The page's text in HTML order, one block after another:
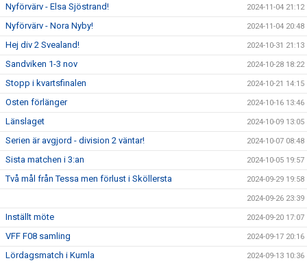
Nyförvärv - Elsa Sjöstrand! 2024-11-04 21:12
Nyförvärv - Nora Nyby! 2024-11-04 20:48
Hej div 2 Svealand! 2024-10-31 21:13
Sandviken 1-3 nov 2024-10-28 18:22
Stopp i kvartsfinalen 2024-10-21 14:15
Osten förlänger 2024-10-16 13:46
Länslaget 2024-10-09 13:05
Serien är avgjord - division 2 väntar! 2024-10-07 08:48
Sista matchen i 3:an 2024-10-05 19:57
Två mål från Tessa men förlust i Sköllersta 2024-09-29 19:58
2024-09-26 23:39
Inställt möte 2024-09-20 17:07
VFF F08 samling 2024-09-17 20:16
Lördagsmatch i Kumla 2024-09-13 10:36